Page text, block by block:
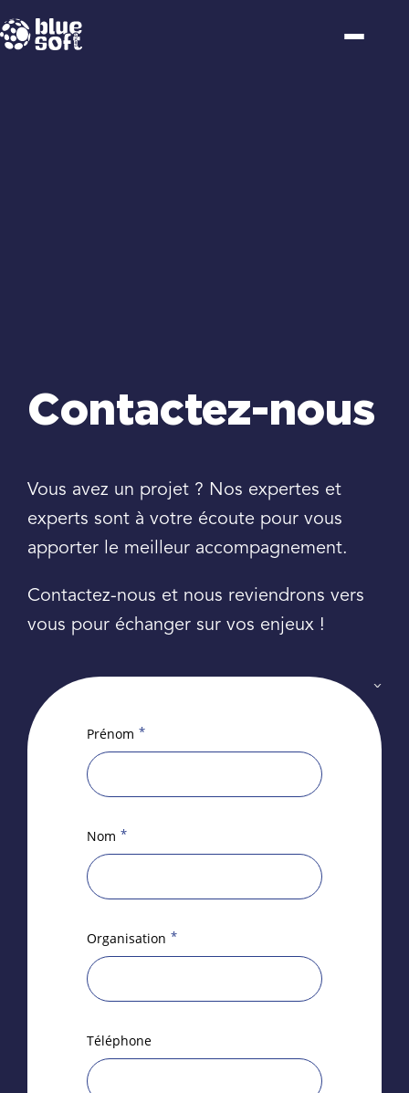
Passer
au
Contactez-nous
Vous avez un projet ? Nos expertes et
experts sont à votre écoute pour vous
apporter le meilleur accompagnement.
Contactez-nous et nous reviendrons vers
vous pour échanger sur vos enjeux !
Prénom *
Nom *
Organisation *
Téléphone